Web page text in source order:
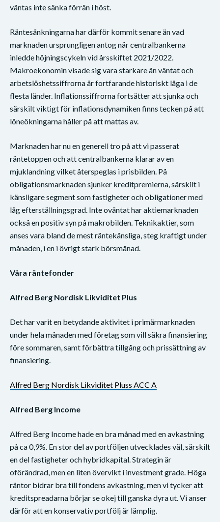
väntas inte sänka förrän i höst.
Räntesänkningarna har därför kommit senare än vad
marknaden ursprungligen antog när centralbankerna
inledde höjningscykeln vid årsskiftet 2021/2022.
Makroekonomin visade sig vara starkare än väntat och
arbetslöshetssiffrorna är fortfarande historiskt låga i de
flesta länder. Inflationssiffrorna fortsätter att sjunka och
särskilt viktigt för inflationsdynamiken finns tecken på att
löneökningarna håller på att mattas av.
Marknaden har nu en generell tro på att vi passerat
räntetoppen och att centralbankerna klarar av en
mjuklandning vilket återspeglas i prisbilden. På
obligationsmarknaden sjunker kreditpremierna, särskilt i
känsligare segment som fastigheter och obligationer med
låg efterställningsgrad. Inte oväntat har aktiemarknaden
också en positiv syn på makrobilden. Teknikaktier, som
anses vara bland de mest räntekänsliga, steg kraftigt under
månaden, i en i övrigt stark börsmånad.
Våra räntefonder
Alfred Berg Nordisk Likviditet Plus
Det har varit en betydande aktivitet i primärmarknaden
under hela månaden med företag som vill säkra finansiering
före sommaren, samt förbättra tillgång och prissättning av
finansiering.
Alfred Berg Nordisk Likviditet Pluss ACC A
Alfred Berg Income
Alfred Berg Income hade en bra månad med en avkastning
på ca 0,9%. En stor del av portföljen utvecklades väl, särskilt
en del fastigheter och hybridkapital. Strategin är
oförändrad, men en liten övervikt i investment grade. Höga
räntor bidrar bra till fondens avkastning, men vi tycker att
kreditspreadarna börjar se okej till ganska dyra ut. Vi anser
därför att en konservativ portfölj är lämplig.